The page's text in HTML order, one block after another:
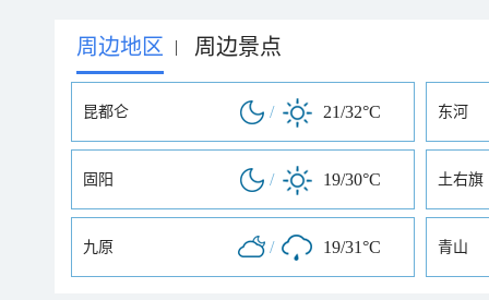
周边地区 | 周边景点
昆都仑 / 21/32°C 东河
固阳 / 19/30°C 土右旗
九原 / 19/31°C 青山